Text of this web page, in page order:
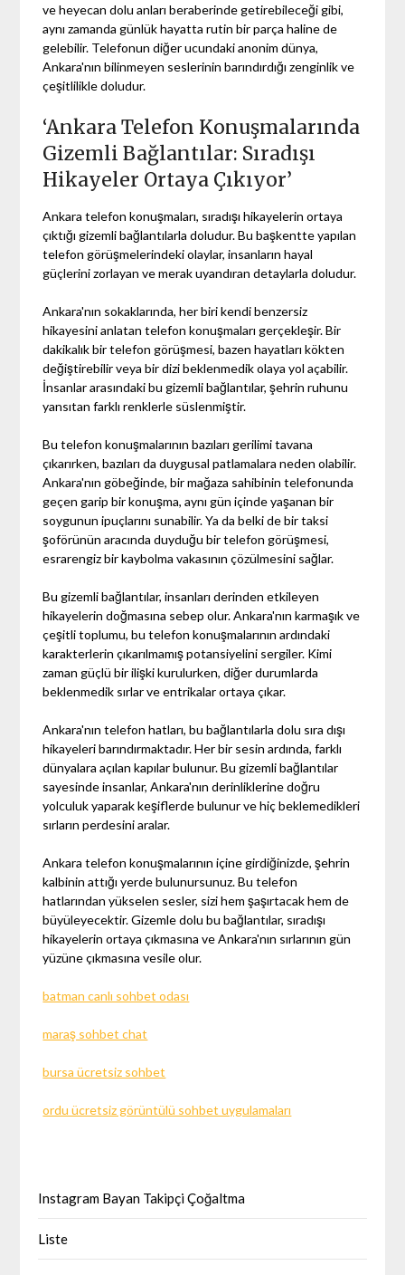
ve heyecan dolu anları beraberinde getirebileceği gibi,
aynı zamanda günlük hayatta rutin bir parça haline de
gelebilir. Telefonun diğer ucundaki anonim dünya,
Ankara'nın bilinmeyen seslerinin barındırdığı zenginlik ve
çeşitlilikle doludur.
‘Ankara Telefon Konuşmalarında
Gizemli Bağlantılar: Sıradışı
Hikayeler Ortaya Çıkıyor’
Ankara telefon konuşmaları, sıradışı hikayelerin ortaya
çıktığı gizemli bağlantılarla doludur. Bu başkentte yapılan
telefon görüşmelerindeki olaylar, insanların hayal
güçlerini zorlayan ve merak uyandıran detaylarla doludur.
Ankara'nın sokaklarında, her biri kendi benzersiz
hikayesini anlatan telefon konuşmaları gerçekleşir. Bir
dakikalık bir telefon görüşmesi, bazen hayatları kökten
değiştirebilir veya bir dizi beklenmedik olaya yol açabilir.
İnsanlar arasındaki bu gizemli bağlantılar, şehrin ruhunu
yansıtan farklı renklerle süslenmiştir.
Bu telefon konuşmalarının bazıları gerilimi tavana
çıkarırken, bazıları da duygusal patlamalara neden olabilir.
Ankara'nın göbeğinde, bir mağaza sahibinin telefonunda
geçen garip bir konuşma, aynı gün içinde yaşanan bir
soygunun ipuçlarını sunabilir. Ya da belki de bir taksi
şoförünün aracında duyduğu bir telefon görüşmesi,
esrarengiz bir kaybolma vakasının çözülmesini sağlar.
Bu gizemli bağlantılar, insanları derinden etkileyen
hikayelerin doğmasına sebep olur. Ankara'nın karmaşık ve
çeşitli toplumu, bu telefon konuşmalarının ardındaki
karakterlerin çıkarılmamış potansiyelini sergiler. Kimi
zaman güçlü bir ilişki kurulurken, diğer durumlarda
beklenmedik sırlar ve entrikalar ortaya çıkar.
Ankara'nın telefon hatları, bu bağlantılarla dolu sıra dışı
hikayeleri barındırmaktadır. Her bir sesin ardında, farklı
dünyalara açılan kapılar bulunur. Bu gizemli bağlantılar
sayesinde insanlar, Ankara'nın derinliklerine doğru
yolculuk yaparak keşiflerde bulunur ve hiç beklemedikleri
sırların perdesini aralar.
Ankara telefon konuşmalarının içine girdiğinizde, şehrin
kalbinin attığı yerde bulunursunuz. Bu telefon
hatlarından yükselen sesler, sizi hem şaşırtacak hem de
büyüleyecektir. Gizemle dolu bu bağlantılar, sıradışı
hikayelerin ortaya çıkmasına ve Ankara'nın sırlarının gün
yüzüne çıkmasına vesile olur.
batman canlı sohbet odası
maraş sohbet chat
bursa ücretsiz sohbet
ordu ücretsiz görüntülü sohbet uygulamaları
Instagram Bayan Takipçi Çoğaltma
Liste